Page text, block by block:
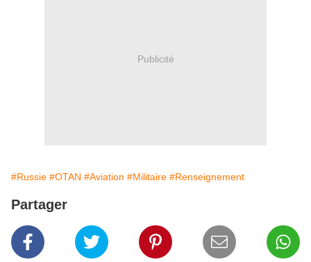
Publicité
#Russie #OTAN #Aviation #Militaire #Renseignement
Partager